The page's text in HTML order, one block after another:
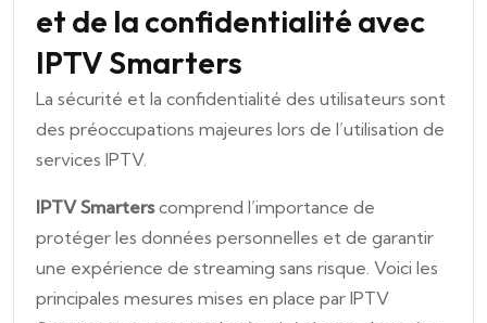
et de la confidentialité avec
IPTV Smarters
La sécurité et la confidentialité des utilisateurs sont
des préoccupations majeures lors de l’utilisation de
services IPTV.
IPTV Smarterscomprend l’importance de
protéger les données personnelles et de garantir
une expérience de streaming sans risque. Voici les
principales mesures mises en place par IPTV